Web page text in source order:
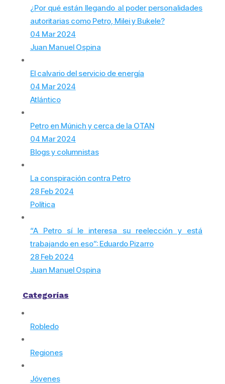
¿Por qué están llegando al poder personalidades
autoritarias como Petro, Milei y Bukele?
04 Mar 2024
Juan Manuel Ospina
El calvario del servicio de energía
04 Mar 2024
Atlántico
Petro en Múnich y cerca de la OTAN
04 Mar 2024
Blogs y columnistas
La conspiración contra Petro
28 Feb 2024
Política
“A Petro sí le interesa su reelección y está
trabajando en eso”: Eduardo Pizarro
28 Feb 2024
Juan Manuel Ospina
Categorías
Robledo
Regiones
Jóvenes